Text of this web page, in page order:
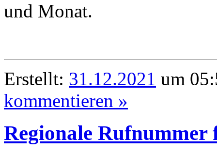
und Monat.
Erstellt: 31.12.2021 um
kommentieren »
Regionale Rufnummer